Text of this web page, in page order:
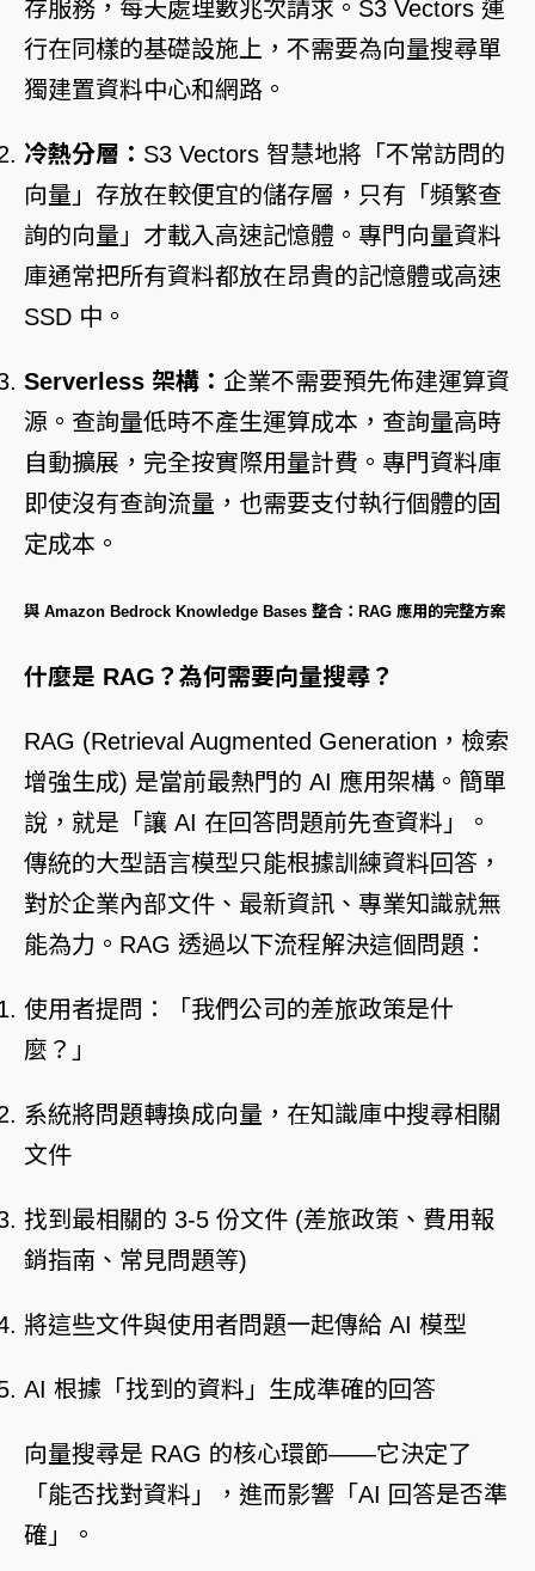
存服務，每天處理數兆次請求。S3 Vectors 運
行在同樣的基礎設施上，不需要為向量搜尋單
獨建置資料中心和網路。
冷熱分層： S3 Vectors 智慧地將「不常訪問的
向量」存放在較便宜的儲存層，只有「頻繁查
詢的向量」才載入高速記憶體。專門向量資料
庫通常把所有資料都放在昂貴的記憶體或高速
SSD 中。
Serverless 架構： 企業不需要預先佈建運算資
源。查詢量低時不產生運算成本，查詢量高時
自動擴展，完全按實際用量計費。專門資料庫
即使沒有查詢流量，也需要支付執行個體的固
定成本。
與 Amazon Bedrock Knowledge Bases 整合：RAG 應用的完整方案
什麼是 RAG？為何需要向量搜尋？
RAG (Retrieval Augmented Generation，檢索
增強生成) 是當前最熱門的 AI 應用架構。簡單
說，就是「讓 AI 在回答問題前先查資料」。
傳統的大型語言模型只能根據訓練資料回答，
對於企業內部文件、最新資訊、專業知識就無
能為力。RAG 透過以下流程解決這個問題：
使用者提問：「我們公司的差旅政策是什
麼？」
系統將問題轉換成向量，在知識庫中搜尋相關
文件
找到最相關的 3-5 份文件 (差旅政策、費用報
銷指南、常見問題等)
將這些文件與使用者問題一起傳給 AI 模型
AI 根據「找到的資料」生成準確的回答
向量搜尋是 RAG 的核心環節——它決定了
「能否找對資料」，進而影響「AI 回答是否準
確」。